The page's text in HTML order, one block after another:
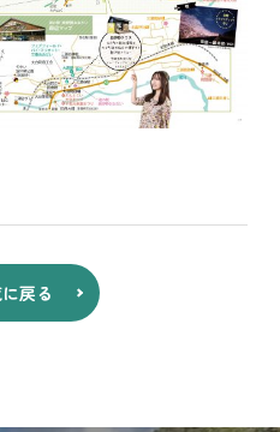
戻る